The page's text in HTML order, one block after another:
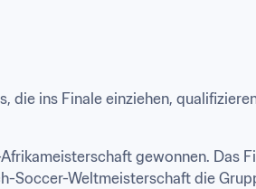
die ins Finale einziehen,
gewonnen. Das
Soccer-Weltmeisterschaft die